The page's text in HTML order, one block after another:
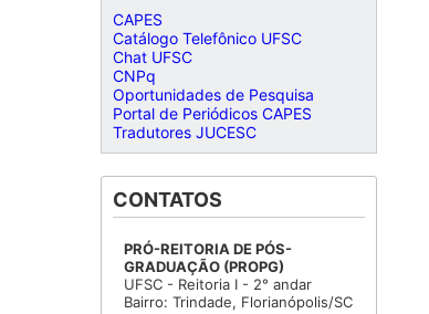
CAPES
Catálogo Telefônico UFSC
Chat UFSC
CNPq
Oportunidades de Pesquisa
Portal de Periódicos CAPES
Tradutores JUCESC
CONTATOS
PRÓ-REITORIA DE PÓS-
GRADUAÇÃO (PROPG)
UFSC - Reitoria I - 2° andar
Bairro: Trindade, Florianópolis/SC